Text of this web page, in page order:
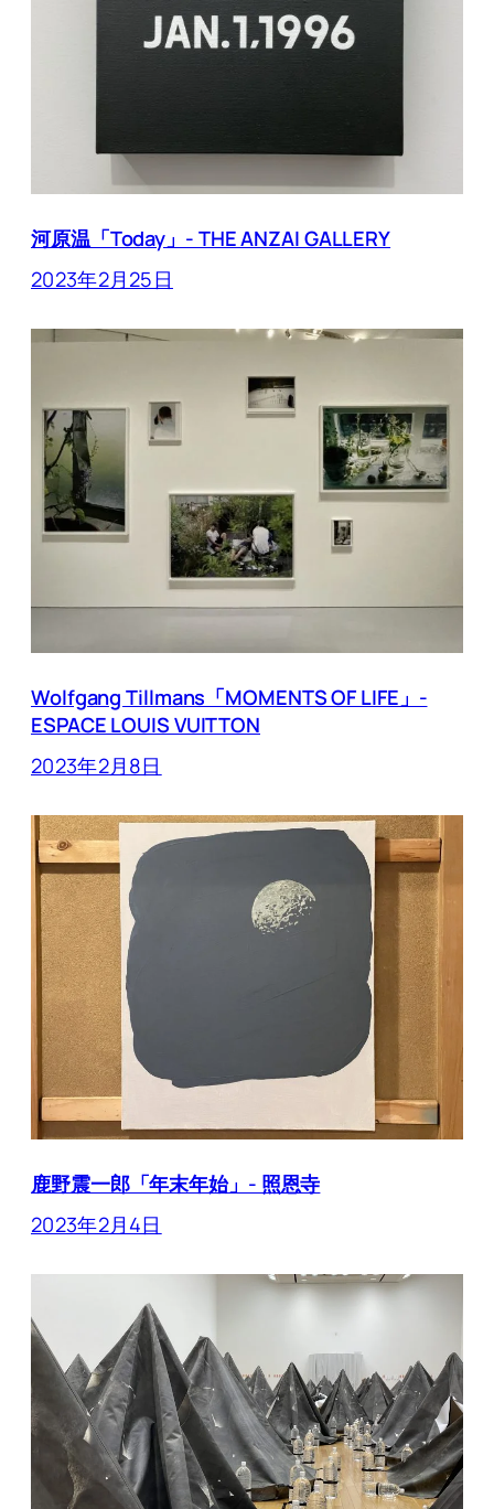
河原温「Today」- THE ANZAI GALLERY
2023年2月25日
Wolfgang Tillmans「MOMENTS OF LIFE」-
ESPACE LOUIS VUITTON
2023年2月8日
鹿野震一郎「年末年始」- 照恩寺
2023年2月4日